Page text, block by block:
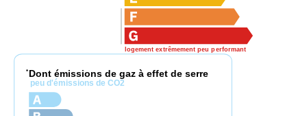
logement extrêmement peu performant
* Dont émissions de gaz à effet de serre
peu d'émissions de CO2